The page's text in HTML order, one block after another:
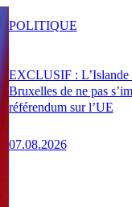
EXCLUSIF : L’Islande
Bruxelles de ne pas
référendum sur l’UE
07.08.2026
POLITIQUE